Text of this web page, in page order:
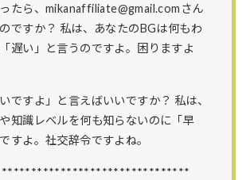
たら、mikanaffiliate@gmail.comさん
ですか？ 私は、あなたのBGは何もわ
遅い」と言うのですよ。困りますよ
ですよ」と言えばいいですか？ 私は、
知識レベルを何も知らないのに「早
すよ。社交辞令ですよね。